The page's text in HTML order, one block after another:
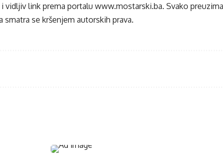
vidljiv link prema portalu www.mostarski.ba. Svako
smatra se kršenjem autorskih prava.